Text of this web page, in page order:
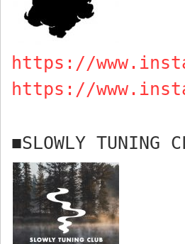
https://
https://
■SLOWLY TUNING